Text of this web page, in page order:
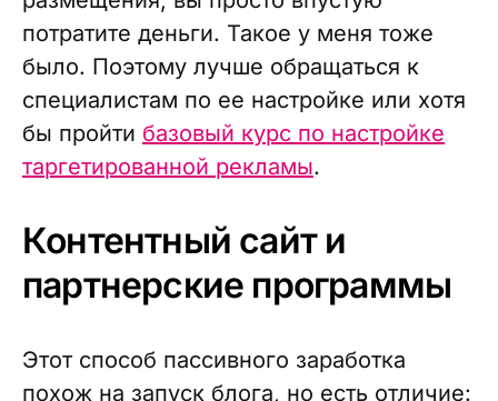
потратите деньги. Такое у меня тоже
было. Поэтому лучше обращаться к
специалистам по ее настройке или хотя
бы пройти базовый курс по настройке
таргетированной рекламы.
Контентный сайт и
партнерские программы
Этот способ пассивного заработка
похож на запуск блога, но есть отличие: